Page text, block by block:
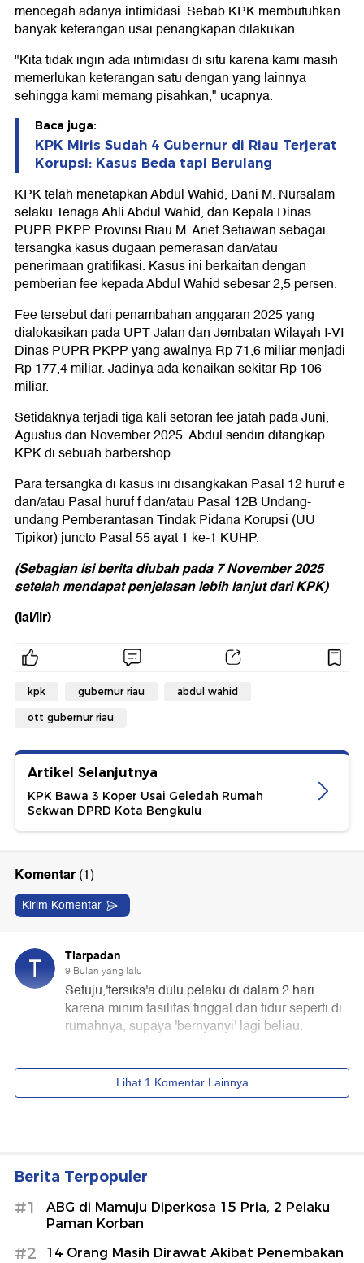
mencegah adanya intimidasi. Sebab KPK membutuhkan
banyak keterangan usai penangkapan dilakukan.
"Kita tidak ingin ada intimidasi di situ karena kami masih
memerlukan keterangan satu dengan yang lainnya
sehingga kami memang pisahkan," ucapnya.
Baca juga:
KPK Miris Sudah 4 Gubernur di Riau Terjerat
Korupsi: Kasus Beda tapi Berulang
KPK telah menetapkan Abdul Wahid, Dani M. Nursalam
selaku Tenaga Ahli Abdul Wahid, dan Kepala Dinas
PUPR PKPP Provinsi Riau M. Arief Setiawan sebagai
tersangka kasus dugaan pemerasan dan/atau
penerimaan gratifikasi. Kasus ini berkaitan dengan
pemberian fee kepada Abdul Wahid sebesar 2,5 persen.
Fee tersebut dari penambahan anggaran 2025 yang
dialokasikan pada UPT Jalan dan Jembatan Wilayah I-VI
Dinas PUPR PKPP yang awalnya Rp 71,6 miliar menjadi
Rp 177,4 miliar. Jadinya ada kenaikan sekitar Rp 106
miliar.
Setidaknya terjadi tiga kali setoran fee jatah pada Juni,
Agustus dan November 2025. Abdul sendiri ditangkap
KPK di sebuah barbershop.
Para tersangka di kasus ini disangkakan Pasal 12 huruf e
dan/atau Pasal huruf f dan/atau Pasal 12B Undang-
undang Pemberantasan Tindak Pidana Korupsi (UU
Tipikor) juncto Pasal 55 ayat 1 ke-1 KUHP.
(Sebagian isi berita diubah pada 7 November 2025
setelah mendapat penjelasan lebih lanjut dari KPK)
(ial/lir)
kpk gubernur riau abdul wahid
ott gubernur riau
Artikel Selanjutnya
KPK Bawa 3 Koper Usai Geledah Rumah
Sekwan DPRD Kota Bengkulu
Berita Terpopuler
#1
ABG di Mamuju Diperkosa 15 Pria, 2 Pelaku
Paman Korban
#2
14 Orang Masih Dirawat Akibat Penembakan